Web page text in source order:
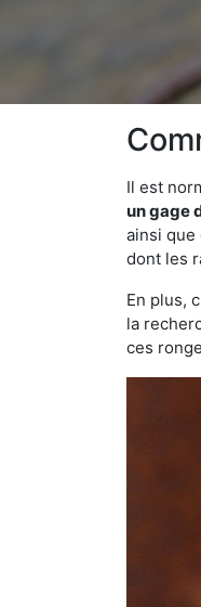
Il est
un gage
ainsi que
dont les
En plus,
la
ces